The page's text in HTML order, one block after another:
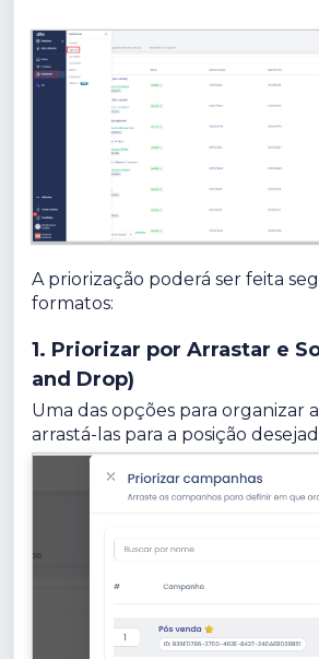
A priorização poderá ser feita
formatos:
1. Priorizar por Arrastar e
and Drop)
Uma das opções para organizar
arrastá-las para a posição